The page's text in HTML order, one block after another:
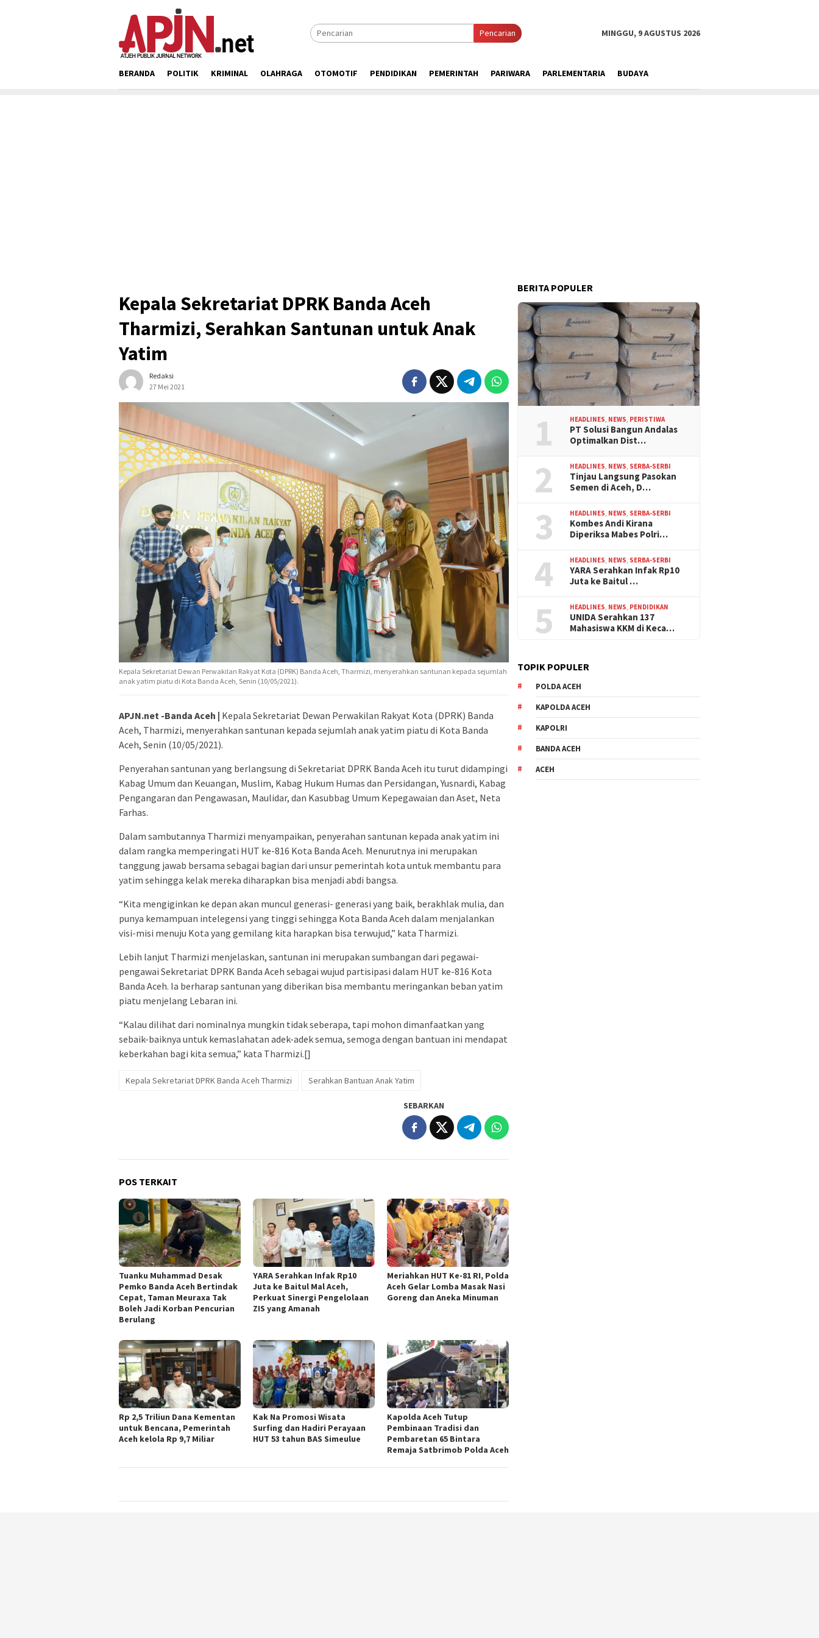
Pencarian MINGGU, 9 AGUSTUS 2026
BERANDA POLITIK KRIMINAL OLAHRAGA OTOMOTIF PENDIDIKAN PEMERINTAH PARIWARA PARLEMENTARIA BUDAYA
Kepala Sekretariat DPRK Banda Aceh
Tharmizi, Serahkan Santunan untuk Anak
Yatim
Redaksi
27 Mei 2021
Kepala Sekretariat Dewan Perwakilan Rakyat Kota (DPRK) Banda Aceh, Tharmizi, menyerahkan santunan kepada sejumlah
anak yatim piatu di Kota Banda Aceh, Senin (10/05/2021).
APJN.net -Banda Aceh | Kepala Sekretariat Dewan Perwakilan Rakyat Kota (DPRK) Banda
Aceh, Tharmizi, menyerahkan santunan kepada sejumlah anak yatim piatu di Kota Banda
Aceh, Senin (10/05/2021).
Penyerahan santunan yang berlangsung di Sekretariat DPRK Banda Aceh itu turut didampingi
Kabag Umum dan Keuangan, Muslim, Kabag Hukum Humas dan Persidangan, Yusnardi, Kabag
Pengangaran dan Pengawasan, Maulidar, dan Kasubbag Umum Kepegawaian dan Aset, Neta
Farhas.
Dalam sambutannya Tharmizi menyampaikan, penyerahan santunan kepada anak yatim ini
dalam rangka memperingati HUT ke-816 Kota Banda Aceh. Menurutnya ini merupakan
tanggung jawab bersama sebagai bagian dari unsur pemerintah kota untuk membantu para
yatim sehingga kelak mereka diharapkan bisa menjadi abdi bangsa.
“Kita mengiginkan ke depan akan muncul generasi- generasi yang baik, berakhlak mulia, dan
punya kemampuan intelegensi yang tinggi sehingga Kota Banda Aceh dalam menjalankan
visi-misi menuju Kota yang gemilang kita harapkan bisa terwujud,” kata Tharmizi.
Lebih lanjut Tharmizi menjelaskan, santunan ini merupakan sumbangan dari pegawai-
pengawai Sekretariat DPRK Banda Aceh sebagai wujud partisipasi dalam HUT ke-816 Kota
Banda Aceh. Ia berharap santunan yang diberikan bisa membantu meringankan beban yatim
piatu menjelang Lebaran ini.
“Kalau dilihat dari nominalnya mungkin tidak seberapa, tapi mohon dimanfaatkan yang
sebaik-baiknya untuk kemaslahatan adek-adek semua, semoga dengan bantuan ini mendapat
keberkahan bagi kita semua,” kata Tharmizi.[]
Kepala Sekretariat DPRK Banda Aceh Tharmizi Serahkan Bantuan Anak Yatim
SEBARKAN
POS TERKAIT
Tuanku Muhammad Desak
Pemko Banda Aceh Bertindak
Cepat, Taman Meuraxa Tak
Boleh Jadi Korban Pencurian
Berulang
YARA Serahkan Infak Rp10
Juta ke Baitul Mal Aceh,
Perkuat Sinergi Pengelolaan
ZIS yang Amanah
Meriahkan HUT Ke-81 RI, Polda
Aceh Gelar Lomba Masak Nasi
Goreng dan Aneka Minuman
Rp 2,5 Triliun Dana Kementan
untuk Bencana, Pemerintah
Aceh kelola Rp 9,7 Miliar
Kak Na Promosi Wisata
Surfing dan Hadiri Perayaan
HUT 53 tahun BAS Simeulue
Kapolda Aceh Tutup
Pembinaan Tradisi dan
Pembaretan 65 Bintara
Remaja Satbrimob Polda Aceh
BERITA POPULER
1 HEADLINES NEWS PERISTIWA
PT Solusi Bangun Andalas
Optimalkan Dist…
2 HEADLINES NEWS SERBA-SERBI
Tinjau Langsung Pasokan
Semen di Aceh, D…
3 HEADLINES NEWS SERBA-SERBI
Kombes Andi Kirana
Diperiksa Mabes Polri…
4 HEADLINES NEWS SERBA-SERBI
YARA Serahkan Infak Rp10
Juta ke Baitul …
5 HEADLINES NEWS PENDIDIKAN
UNIDA Serahkan 137
Mahasiswa KKM di Keca…
TOPIK POPULER
POLDA ACEH
KAPOLDA ACEH
KAPOLRI
BANDA ACEH
ACEH